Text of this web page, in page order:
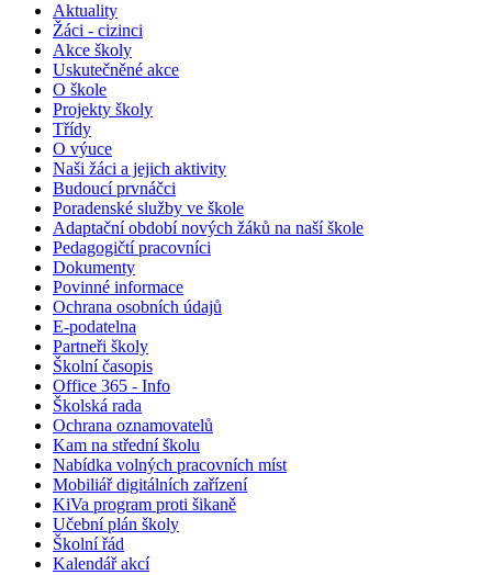
Aktuality
Žáci - cizinci
Akce školy
Uskutečněné akce
O škole
Projekty školy
Třídy
O výuce
Naši žáci a jejich aktivity
Budoucí prvnáčci
Poradenské služby ve škole
Adaptační období nových žáků na naší škole
Pedagogičtí pracovníci
Dokumenty
Povinné informace
Ochrana osobních údajů
E-podatelna
Partneři školy
Školní časopis
Office 365 - Info
Školská rada
Ochrana oznamovatelů
Kam na střední školu
Nabídka volných pracovních míst
Mobiliář digitálních zařízení
KiVa program proti šikaně
Učební plán školy
Školní řád
Kalendář akcí